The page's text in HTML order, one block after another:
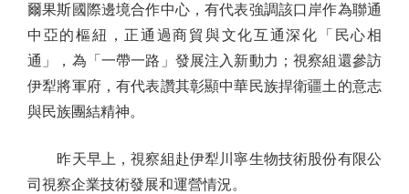
爾果斯國際邊境合作中心，有代表強調該口岸作為聯通
中亞的樞紐，正通過商貿與文化互通深化「民心相
通」，為「一帶一路」發展注入新動力；視察組還參訪
伊犁將軍府，有代表讚其彰顯中華民族捍衛疆土的意志
與民族團結精神。
昨天早上，視察組赴伊犁川寧生物技術股份有限公
司視察企業技術發展和運營情況。